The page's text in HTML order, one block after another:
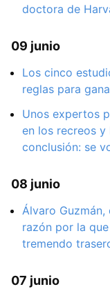
doctora de
09 junio
Los cinco
reglas para
Unos expertos
en los recreos y
conclusión: se
08 junio
Álvaro Guzmán,
razón por la
tremendo
07 junio